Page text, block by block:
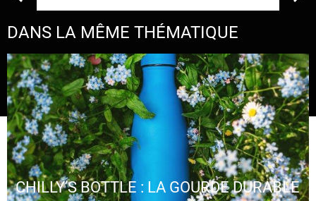
DANS LA MÊME THÉMATIQUE
CHILLY’S BOTTLE : LA GOURDE DURABLE